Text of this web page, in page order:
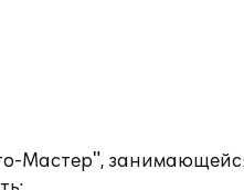
Мастер",